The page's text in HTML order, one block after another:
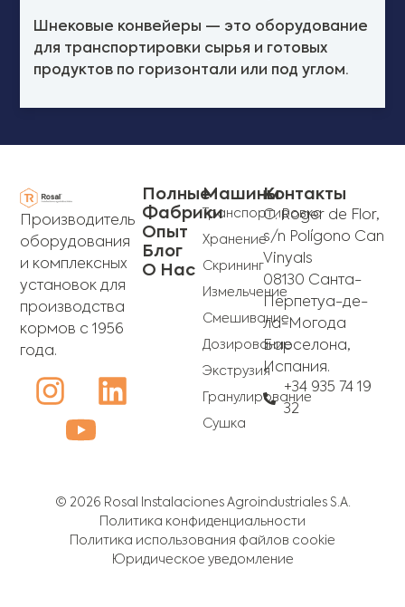
Шнековые конвейеры — это оборудование
для транспортировки сырья и готовых
продуктов по горизонтали или под углом.
Производитель
оборудования
и комплексных
установок для
производства
кормов с 1956
года.
Машины
Транспортировка
Хранение
Скрининг
Измельчение
Смешивание
Дозирование
Экструзия
Гранулирование
Сушка
Полные
Фабрики
Опыт
Блог
О Нас
Контакты
C. Roger de Flor,
s/n Polígono Can
Vinyals
08130 Санта-
Перпетуа-де-
ла-Могода
Барселона,
Испания.
+34 935 74 19
32
© 2026 Rosal Instalaciones Agroindustriales S.A.
Политика конфиденциальности
Политика использования файлов cookie
Юридическое уведомление